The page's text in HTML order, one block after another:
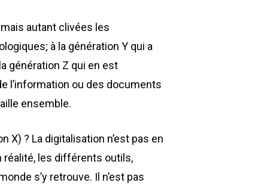
autant clivées les
à la génération Y qui a
génération Z qui en est
l’information ou des documents
ensemble.
? La digitalisation n’est pas en
réalité, les différents outils,
s’y retrouve. Il n’est pas